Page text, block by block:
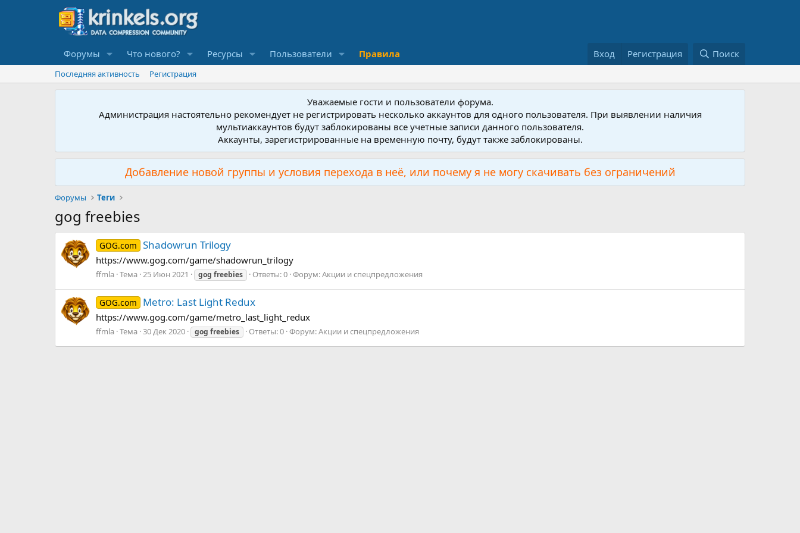
Форумы Что нового? Ресурсы Пользователи Правила Вход Регистрация Поиск
Последняя активность Регистрация
Уважаемые гости и пользователи форума.
Администрация настоятельно рекомендует не регистрировать несколько аккаунтов для одного пользователя. При выявлении наличия
мультиаккаунтов будут заблокированы все учетные записи данного пользователя.
Аккаунты, зарегистрированные на временную почту, будут также заблокированы.
Добавление новой группы и условия перехода в неё, или почему я не могу скачивать без ограничений
Форумы Теги
gog freebies
GOG.com Shadowrun Trilogy
https://www.gog.com/game/shadowrun_trilogy
ffmla Тема 25 Июн 2021 gog freebies Ответы: 0 Форум:Акции и спецпредложения
GOG.com Metro: Last Light Redux
https://www.gog.com/game/metro_last_light_redux
ffmla Тема 30 Дек 2020 gog freebies Ответы: 0 Форум:Акции и спецпредложения